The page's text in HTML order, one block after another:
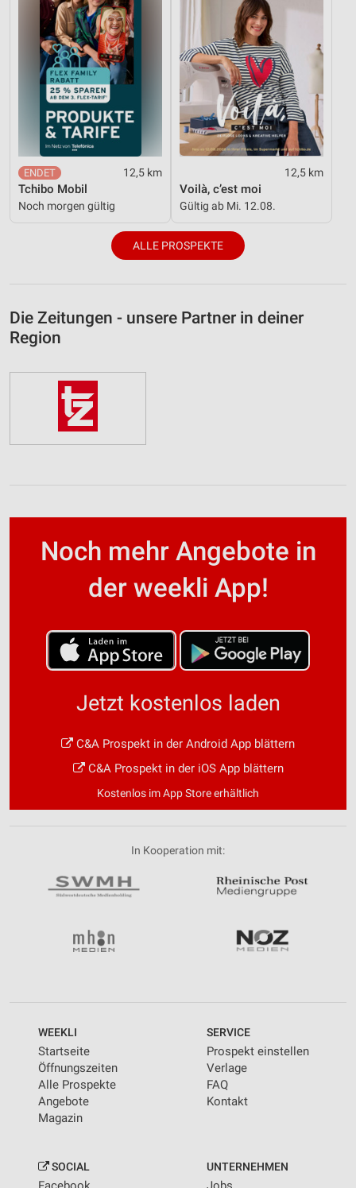
12,5 km
Tchibo Mobil
Noch morgen gültig
12,5 km
Voilà, c’est moi
Gültig ab Mi. 12.08.
ALLE PROSPEKTE
Die Zeitungen - unsere Partner in deiner
Region
Noch mehr Angebote in
der weekli App!
Jetzt kostenlos laden
C&A Prospekt in der Android App blättern
C&A Prospekt in der iOS App blättern
Kostenlos im App Store erhältlich
In Kooperation mit:
WEEKLI
Startseite
Öffnungszeiten
Alle Prospekte
Angebote
Magazin
SERVICE
Prospekt einstellen
Verlage
FAQ
Kontakt
SOCIAL UNTERNEHMEN